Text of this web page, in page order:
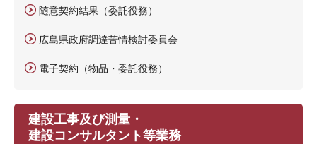
随意契約結果（委託役務）
広島県政府調達苦情検討委員会
電子契約（物品・委託役務）
建設工事及び測量・
建設コンサルタント等業務